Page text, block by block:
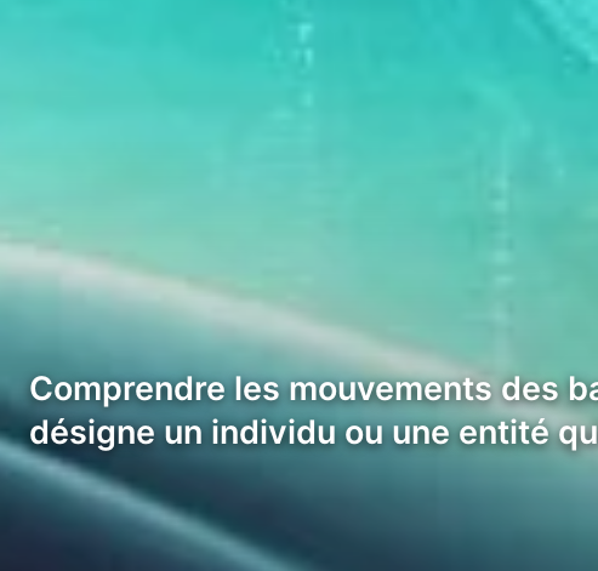
Comprendre les mouvements des
désigne un individu ou une entité